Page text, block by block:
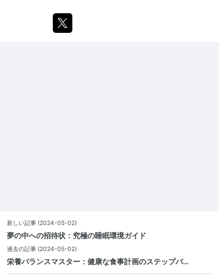
新しい記事 (2024-05-02)
夢の中への招待状：究極の睡眠環境ガイド
過去の記事 (2024-05-02)
栄養バランスマスター：健康な食事計画のステップバ…